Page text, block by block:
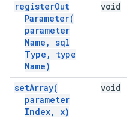
registerOut
Parameter(
parameter
Name , sql
Type ,
type
Name)
void
setArray(
parameter
Index, x)
void